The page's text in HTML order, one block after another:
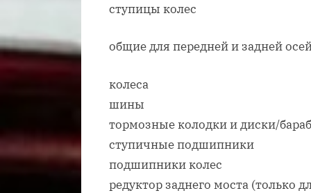
ступицы колес
общие для передней и задней
колеса
шины
тормозные колодки и диски/
ступичные подшипники
подшипники колес
редуктор заднего моста (только